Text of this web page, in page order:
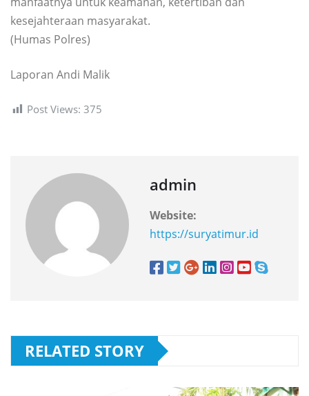
kesejahteraan masyarakat.
(Humas Polres)
Laporan Andi Malik
Post Views: 375
admin
Website:
https://suryatimur.id
RELATED STORY